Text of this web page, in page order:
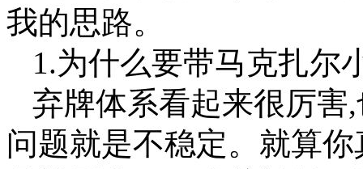
我的思路。
1.为什么要带马克扎尔
弃牌体系看起来很厉害
问题就是不稳定。就算